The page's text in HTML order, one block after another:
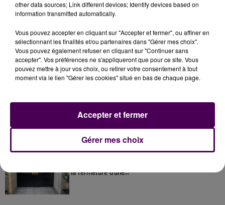
31 juillet 2026
Gagnez vos entrées à Terra Botanica !
11 juillet 2026
Inscrivez-vous au casting The Voice & The Voice
Kids !
6 août 2026
la fermeture d'une...
other data sources; Link different devices; Identify devices based on
information transmitted automatically.
Vous pouvez accepter en cliquant sur "Accepter et fermer", ou affiner en
sélectionnant les finalités et/ou partenaires dans "Gérer mes choix".
Vous pouvez également refuser en cliquant sur "Continuer sans
accepter". Vos préférences ne s'appliqueront que pour ce site. Vous
pouvez mettre à jour vos choix, ou retirer votre consentement à tout
moment via le lien "Gérer les cookies" situé en bas de chaque page.
Gérer mes choix
Accepter et fermer